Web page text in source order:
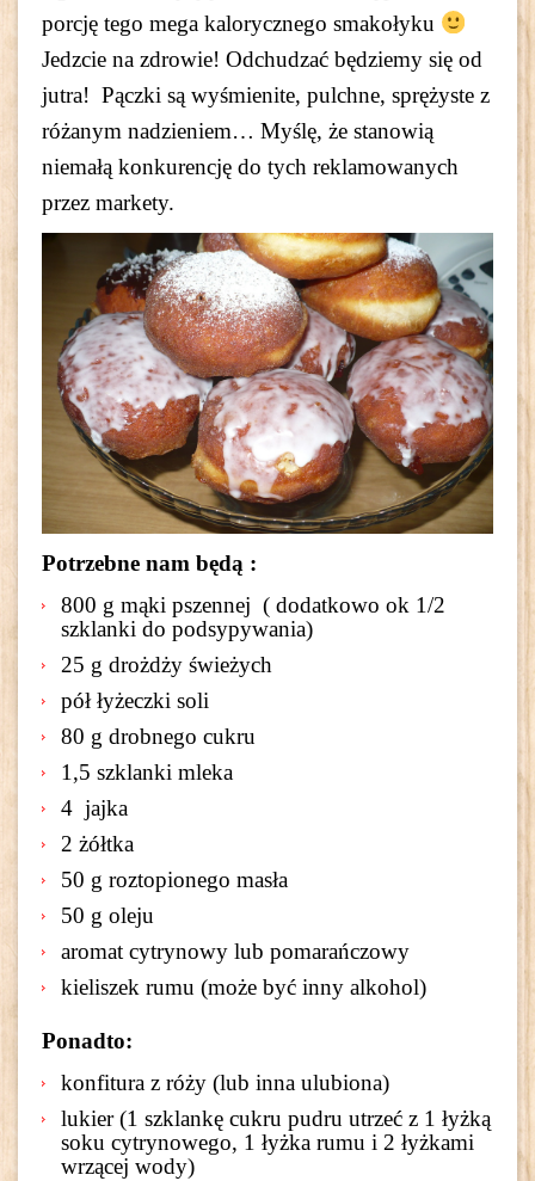
porcję tego mega kalorycznego smakołyku
Jedzcie na zdrowie! Odchudzać będziemy się od
jutra! Pączki są wyśmienite, pulchne, sprężyste z
różanym nadzieniem… Myślę, że stanowią
niemałą konkurencję do tych reklamowanych
przez markety.
Potrzebne nam będą :
800 g mąki pszennej ( dodatkowo ok 1/2
szklanki do podsypywania)
25 g drożdży świeżych
pół łyżeczki soli
80 g drobnego cukru
1,5 szklanki mleka
4 jajka
2 żółtka
50 g roztopionego masła
50 g oleju
aromat cytrynowy lub pomarańczowy
kieliszek rumu (może być inny alkohol)
Ponadto:
konfitura z róży (lub inna ulubiona)
lukier (1 szklankę cukru pudru utrzeć z 1 łyżką
soku cytrynowego, 1 łyżka rumu i 2 łyżkami
wrzącej wody)